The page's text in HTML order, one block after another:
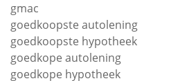
gmac
goedkoopste autolening
goedkoopste hypotheek
goedkope autolening
goedkope hypotheek